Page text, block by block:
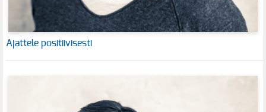
Ajattele positiivisesti